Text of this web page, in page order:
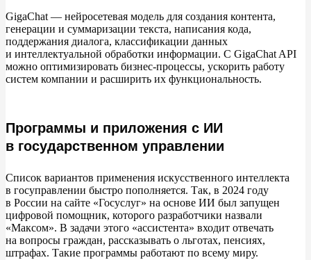
GigaChat — нейросетевая модель для создания контента,
генерации и суммаризации текста, написания кода,
поддержания диалога, классификации данных
и интеллектуальной обработки информации. С GigaChat API
можно оптимизировать бизнес-процессы, ускорить работу
систем компании и расширить их функциональность.
Программы и приложения с ИИ
в государственном управлении
Список вариантов применения искусственного интеллекта
в госуправлении быстро пополняется. Так, в 2024 году
в России на сайте «Госуслуг» на основе ИИ был запущен
цифровой помощник, которого разработчики назвали
«Максом». В задачи этого «ассистента» входит отвечать
на вопросы граждан, рассказывать о льготах, пенсиях,
штрафах. Такие программы работают по всему миру.